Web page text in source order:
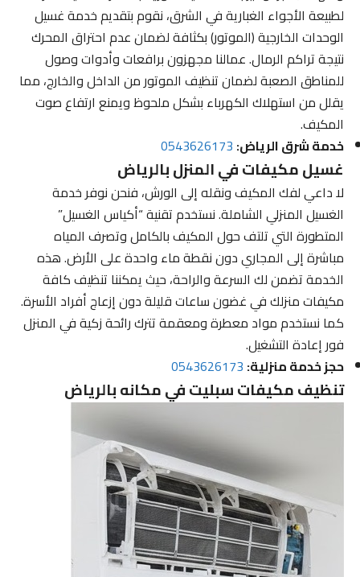
لطبيعة الأجواء الغبارية في الشرق، نقوم بتقديم خدمة غسيل
الوحدات الخارجية (الموتور) بكثافة لضمان عدم احتراق المحرك
نتيجة تراكم الرمال. عمالنا مجهزون برافعات وأدوات وصول
للمناطق الصعبة لضمان تنظيف الموتور من الداخل والخارج، مما
يقلل من استهلاك الكهرباء بشكل ملحوظ ويمنع ارتفاع صوت
المكيف.
خدمة شرق الرياض:0543626173
غسيل مكيفات في المنزل بالرياض
لا داعي لفك المكيف ونقله إلى الورش، فنحن نوفر خدمة
الغسيل المنزلي الشاملة. نستخدم تقنية “أكياس الغسيل”
المتطورة التي تلتف حول المكيف بالكامل وتصرف المياه
مباشرة إلى المجاري دون نقطة ماء واحدة على الأرض. هذه
الخدمة تضمن لك السرعة والراحة، حيث يمكننا تنظيف كافة
مكيفات منزلك في غضون ساعات قليلة دون إزعاج أفراد الأسرة.
كما نستخدم مواد معطرة ومعقمة تترك رائحة زكية في المنزل
فور إعادة التشغيل.
حجز خدمة منزلية:0543626173
تنظيف مكيفات سبليت في مكانه بالرياض